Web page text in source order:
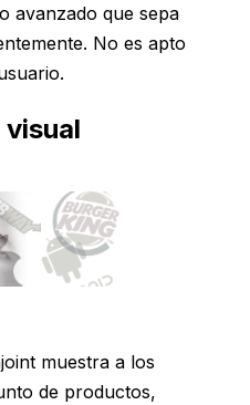
avanzado que sepa
No es apto
muestra a los
de productos,